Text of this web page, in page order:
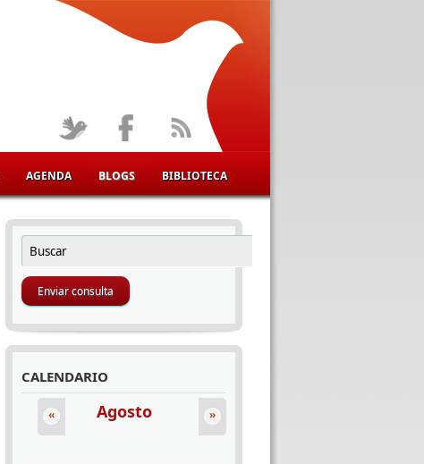
AGENDA BLOGS BIBLIOTECA
FORMULARIO DE BÚSQUEDA
Buscar
CALENDARIO
Agosto
« »